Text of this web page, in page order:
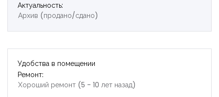
Актуальность:
Архив (продано/сдано)
Удобства в помещении
Ремонт:
Хороший ремонт (5 - 10 лет назад)